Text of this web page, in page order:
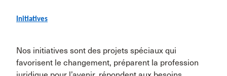
Initiatives
Nos initiatives sont des projets spéciaux qui
favorisent le changement, préparent la profession